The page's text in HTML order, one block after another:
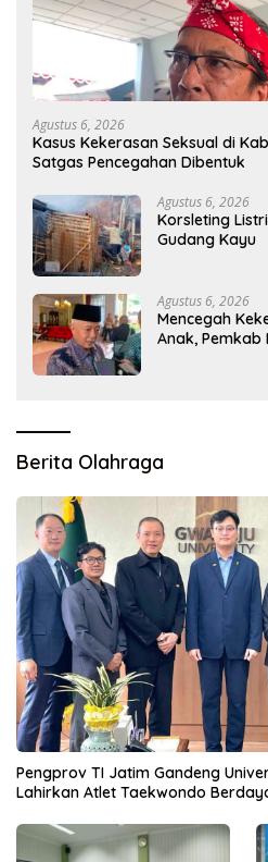
Agustus 6, 2026
Kasus Kekerasan Seksual di
Satgas Pencegahan Dibentuk
Agustus 6, 2026
Korsleting
Gudang Kayu
Agustus 6, 2026
Mencegah
Anak, Pemkab
Berita Olahraga
Pengprov TI Jatim Gandeng
Lahirkan Atlet Taekwondo